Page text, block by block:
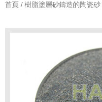
首頁 / 樹脂塗層砂鑄造的陶瓷砂